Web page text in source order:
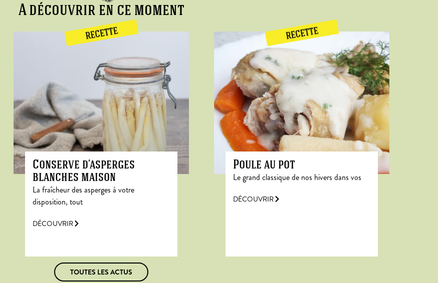
A découvrir en ce moment
RECETTE
Conserve d’asperges
blanches maison
La fraîcheur des asperges à votre
disposition, tout
DÉCOUVRIR
RECETTE
Poule au pot
Le grand classique de nos hivers dans vos
DÉCOUVRIR
TOUTES LES ACTUS